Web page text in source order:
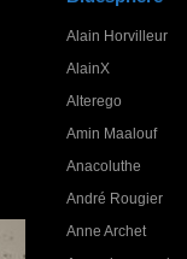
Alain Horvilleur
AlainX
Alterego
Amin Maalouf
Anacoluthe
André Rougier
Anne Archet